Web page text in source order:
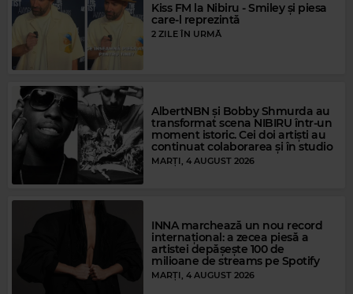
Magic Party Mix
MAGIC PARTY MIX MAGIC PARTY MIX
Magic 80s Hits
ROY ORBISON YOU GOT IT
Kiss FM la Nibiru - Smiley și piesa
care-l reprezintă
2 ZILE ÎN URMĂ
AlbertNBN și Bobby Shmurda au
transformat scena NIBIRU într-un
moment istoric. Cei doi artiști au
continuat colaborarea și în studio
MARȚI, 4 AUGUST 2026
INNA marchează un nou record
internațional: a zecea piesă a
artistei depășește 100 de
milioane de streams pe Spotify
MARȚI, 4 AUGUST 2026